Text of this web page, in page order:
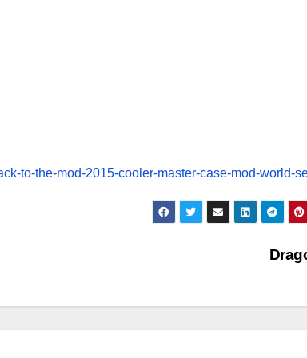
to-the-mod-2015-cooler-master-case-mod-world-